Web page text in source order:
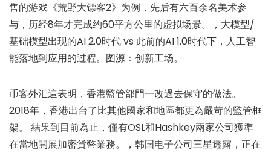
售的游戏《荒野大镖客2》为例，先后有六百余名美术参
与，历经8年才完成约60平方公里的虚拟场景。，大模型/
基础模型出现的AI 2.0时代 vs 此前的AI 1.0时代下，人工智
能落地到应用的过程。图源：创新工场。
币客外汇這表明，香港監管部門一改過去保守的做法。
2018年，香港出台了比其他國家和地區都更為嚴苛的監管框
架。 結果到目前為止，僅有OSL和Hashkey兩家公司獲準
在當地開展加密貨幣業務。，韩国电子公司三星透露，正在